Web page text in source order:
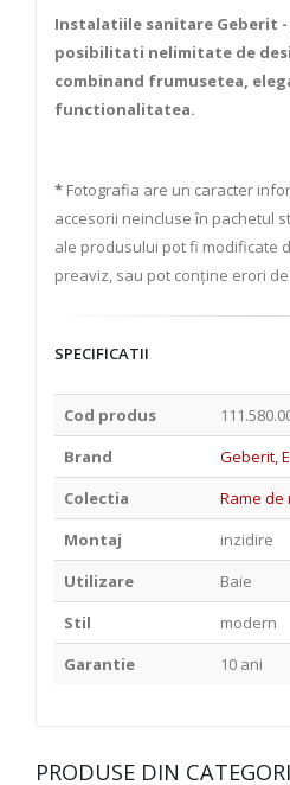
Instalatiile sanitare Geberit
posibilitati nelimitate de
combinand frumusetea,
functionalitatea.
* Fotografia are un caracter
accesorii neincluse în pachetul
ale produsului pot fi modificate
preaviz, sau pot conține erori
SPECIFICATII
Cod produs
Brand
Geberit,
Colectia
Rame
Montaj
inzidire
Utilizare
Baie
Stil
modern
Garantie
10 ani
PRODUSE DIN